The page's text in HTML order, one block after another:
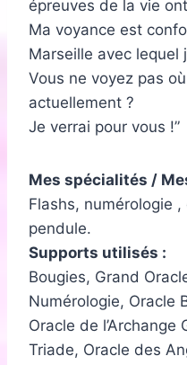
épreuves de la vie
Ma voyance est
Marseille avec lequel
Vous ne voyez pas
actuellement ?
Je verrai pour vous !
Mes spécialités /
Flashs, numérologie
pendule.
Supports utilisés :
Bougies, Grand
Numérologie, Oracle
Oracle de l’Archange
Triade, Oracle des